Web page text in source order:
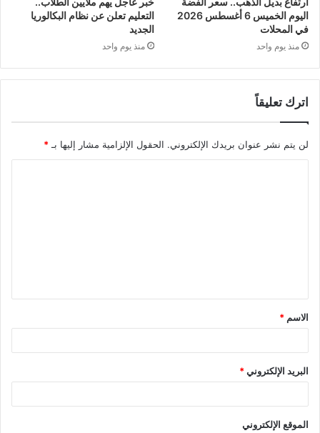
اليوم الخميس 6 أغسطس 2026
في المحلات
منذ يوم واحد
التعليم تعلن عن نظام البكالوريا
الجديد
منذ يوم واحد
اترك تعليقاً
لن يتم نشر عنوان بريدك الإلكتروني. الحقول الإلزامية مشار إليها بـ*
ق
*
الاسم *
البريد الإلكتروني*
الموقع الإلكتروني